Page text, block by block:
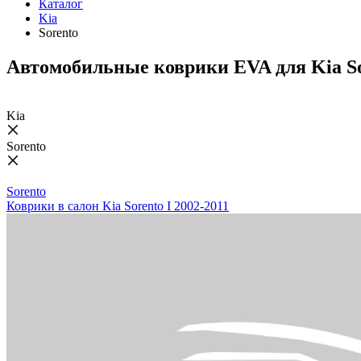
Каталог
Kia
Sorento
Автомобильные коврики EVA для Kia
Kia
Sorento
Sorento
Коврики в салон Kia Sorento I 2002-2011